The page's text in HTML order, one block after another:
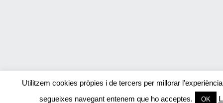
Utilitzem cookies pròpies i de tercers per millorar
segueixes navegant entenem que ho acceptes.
OK